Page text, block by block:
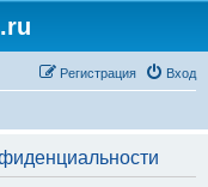
Вход
Регистрация